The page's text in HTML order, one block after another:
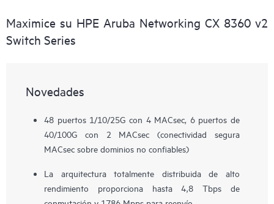
Maximice su HPE Aruba Networking CX 8360 v2
Switch Series
Novedades
48 puertos 1/10/25G con 4 MACsec, 6 puertos de
40/100G con 2 MACsec (conectividad segura
MACsec sobre dominios no confiables)
La arquitectura totalmente distribuida de alto
rendimiento proporciona hasta 4,8 Tbps de